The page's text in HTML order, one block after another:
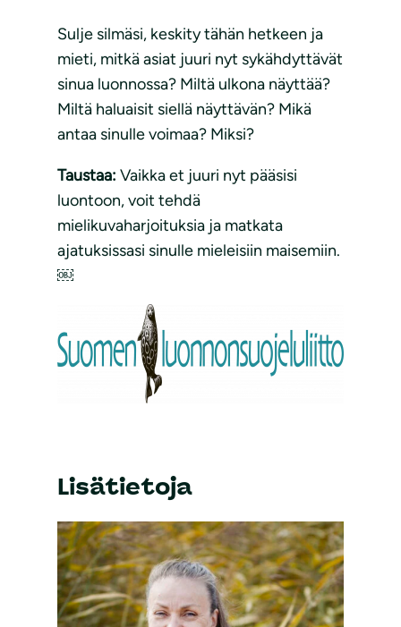
Sulje silmäsi, keskity tähän hetkeen ja
mieti, mitkä asiat juuri nyt sykähdyttävät
sinua luonnossa? Miltä ulkona näyttää?
Miltä haluaisit siellä näyttävän? Mikä
antaa sinulle voimaa? Miksi?
Taustaa: Vaikka et juuri nyt pääsisi
luontoon, voit tehdä
mielikuvaharjoituksia ja matkata
ajatuksissasi sinulle mieleisiin maisemiin.
￼
Lisätietoja